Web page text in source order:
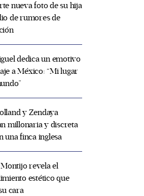
nueva foto de su hija
de rumores de
dedica un emotivo
a México: “Mi lugar
y Zendaya
millonaria y discreta
una finca inglesa
revela el
estético que
cara